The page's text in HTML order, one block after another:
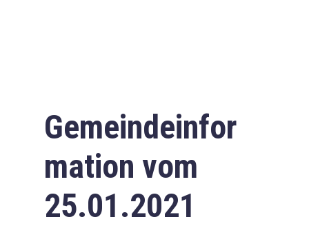
Gemeindeinfor
mation vom
25.01.2021